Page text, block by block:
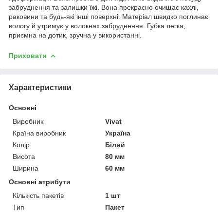
забруднення та залишки їжі. Вона прекрасно очищає кахлі,
раковини та будь-які інші поверхні. Матеріал швидко поглинає
вологу й утримує у волокнах забруднення. Губка легка,
приємна на дотик, зручна у використанні.
Приховати
Характеристики
Основні
Виробник
Vivat
Країна виробник
Україна
Колір
Білий
Висота
80 мм
Ширина
60 мм
Основні атрибути
Кількість пакетів
1 шт
Тип
Пакет